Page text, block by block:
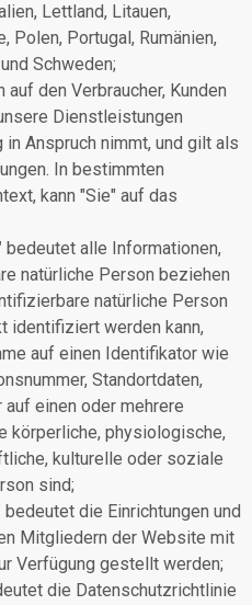
Lettland, Litauen,
Polen, Portugal, Rumänien,
Schweden;
den Verbraucher, Kunden
Dienstleistungen
Anspruch nimmt, und gilt als
In bestimmten
kann "Sie" auf das
bedeutet alle Informationen,
natürliche Person beziehen
natürliche Person
identifiziert werden kann,
auf einen Identifikator wie
Standortdaten,
einen oder mehrere
körperliche, physiologische,
kulturelle oder soziale
sind;
bedeutet die Einrichtungen und
Mitgliedern der Website mit
Verfügung gestellt werden;
die Datenschutzrichtlinie